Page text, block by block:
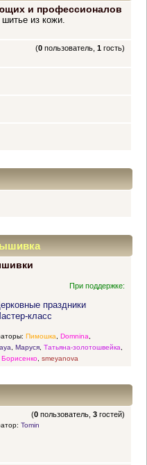
и профессионалов
из кожи.
(0 пользователь,1 гость)
При поддержке:
праздники
класс
Пимошка Domnina
Маруся, Татьяна-золотошвейка
, smeyanova
(0 пользователь,3 гостей)
Tomin